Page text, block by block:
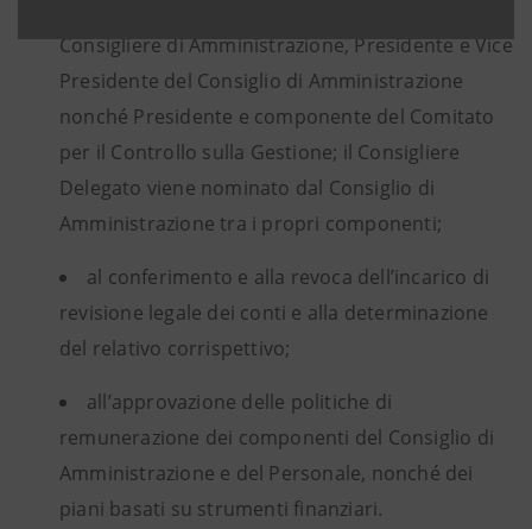
Consigliere di Amministrazione, Presidente e Vice
Presidente del Consiglio di Amministrazione
nonché Presidente e componente del Comitato
per il Controllo sulla Gestione; il Consigliere
Delegato viene nominato dal Consiglio di
Amministrazione tra i propri componenti;
al conferimento e alla revoca dell’incarico di
revisione legale dei conti e alla determinazione
del relativo corrispettivo;
all’approvazione delle politiche di
remunerazione dei componenti del Consiglio di
Amministrazione e del Personale, nonché dei
piani basati su strumenti finanziari.